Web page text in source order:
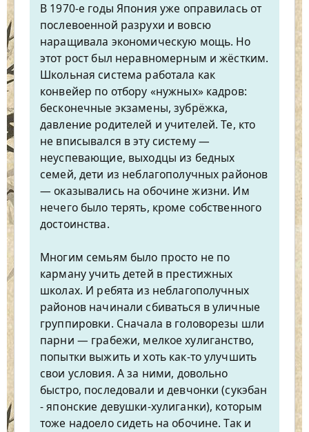
В 1970-е годы Япония уже оправилась от
послевоенной разрухи и вовсю
наращивала экономическую мощь. Но
этот рост был неравномерным и жёстким.
Школьная система работала как
конвейер по отбору «нужных» кадров:
бесконечные экзамены, зубрёжка,
давление родителей и учителей. Те, кто
не вписывался в эту систему —
неуспевающие, выходцы из бедных
семей, дети из неблагополучных районов
— оказывались на обочине жизни. Им
нечего было терять, кроме собственного
достоинства.
Многим семьям было просто не по
карману учить детей в престижных
школах. И ребята из неблагополучных
районов начинали сбиваться в уличные
группировки. Сначала в головорезы шли
парни — грабежи, мелкое хулиганство,
попытки выжить и хоть как-то улучшить
свои условия. А за ними, довольно
быстро, последовали и девчонки (cукэбан
- японcкие девушки-хулиганки), которым
тоже надоело сидеть на обочине. Так и